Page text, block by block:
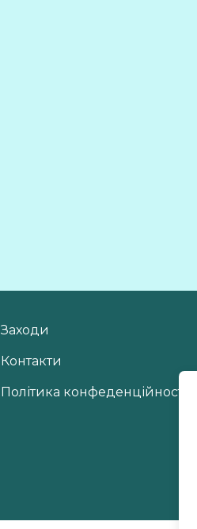
Заходи
Контакти
Політика конфеденційності